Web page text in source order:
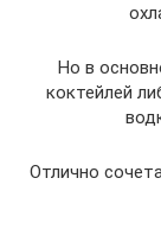
Но в
коктейлей
Отлично